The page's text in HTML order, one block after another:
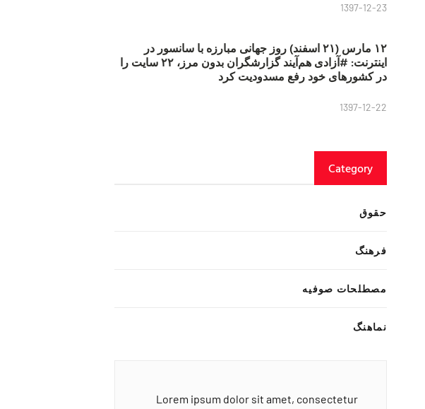
1397-12-23
۱۲ مارس (۲۱ اسفند) روز جهانی مبارزه با سانسور در
اینترنت: #آزادی هم‌آیند گزارشگران‌ بدون مرز، ۲۲ سایت را
در کشورهای خود رفع مسدودیت کرد
1397-12-22
Category
حقوق
فرهنگ
مصطلحات صوفیه
نماهنگ
Lorem ipsum dolor sit amet, consectetur